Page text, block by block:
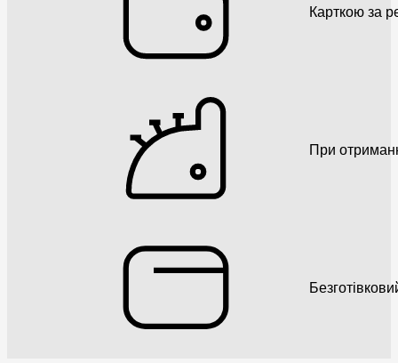
Карткою за
При